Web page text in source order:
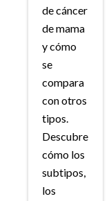
de cáncer
de mama
y cómo
se
compara
con otros
tipos.
Descubre
cómo los
subtipos,
los